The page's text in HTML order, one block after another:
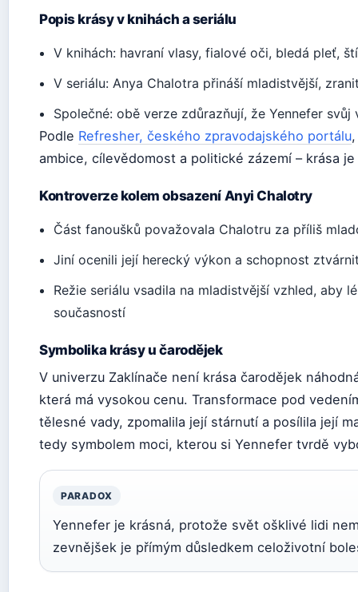
Popis krásy v knihách a seriálu
V knihách: havraní vlasy, fialové oči, bledá pleť,
V seriálu: Anya Chalotra přináší mladistvější,
Společné: obě verze zdůrazňují, že Yennefer
Podle Refresher, českého zpravodajského portálu
ambice, cílevědomost a politické zázemí – krása
Kontroverze kolem obsazení Anyi Chalotry
Část fanoušků považovala Chalotru za příliš
Jiní ocenili její herecký výkon a schopnost
Režie seriálu vsadila na mladistvější vzhled, aby
současností
Symbolika krásy u čarodějek
V univerzu Zaklínače není krása čarodějek
která má vysokou cenu. Transformace pod
tělesné vady, zpomalila její stárnutí a posílila její
tedy symbolem moci, kterou si Yennefer tvrdě
PARADOX
Yennefer je krásná, protože svět ošklivé lidi
zevnějšek je přímým důsledkem celoživotní